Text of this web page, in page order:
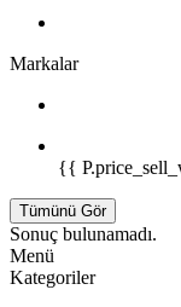
Markalar
{{
Tümünü Gör
Sonuç bulunamadı.
Menü
Kategoriler